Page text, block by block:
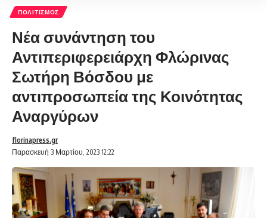
ΠΟΛΙΤΙΣΜΌΣ
Νέα συνάντηση του
Αντιπεριφερειάρχη Φλώρινας
Σωτήρη Βόσδου με
αντιπροσωπεία της Κοινότητας
Αναργύρων
Παρασκευή 3 Μαρτίου, 2023 12:22
florinapress.gr